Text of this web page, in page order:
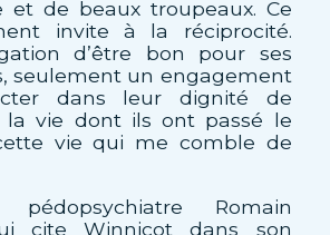
et de beaux troupeaux. Ce
invite à la réciprocité.
d’être bon pour ses
seulement un engagement
dans leur dignité de
la vie dont ils ont passé le
vie qui me comble de
pédopsychiatre Romain
cite Winnicot dans son